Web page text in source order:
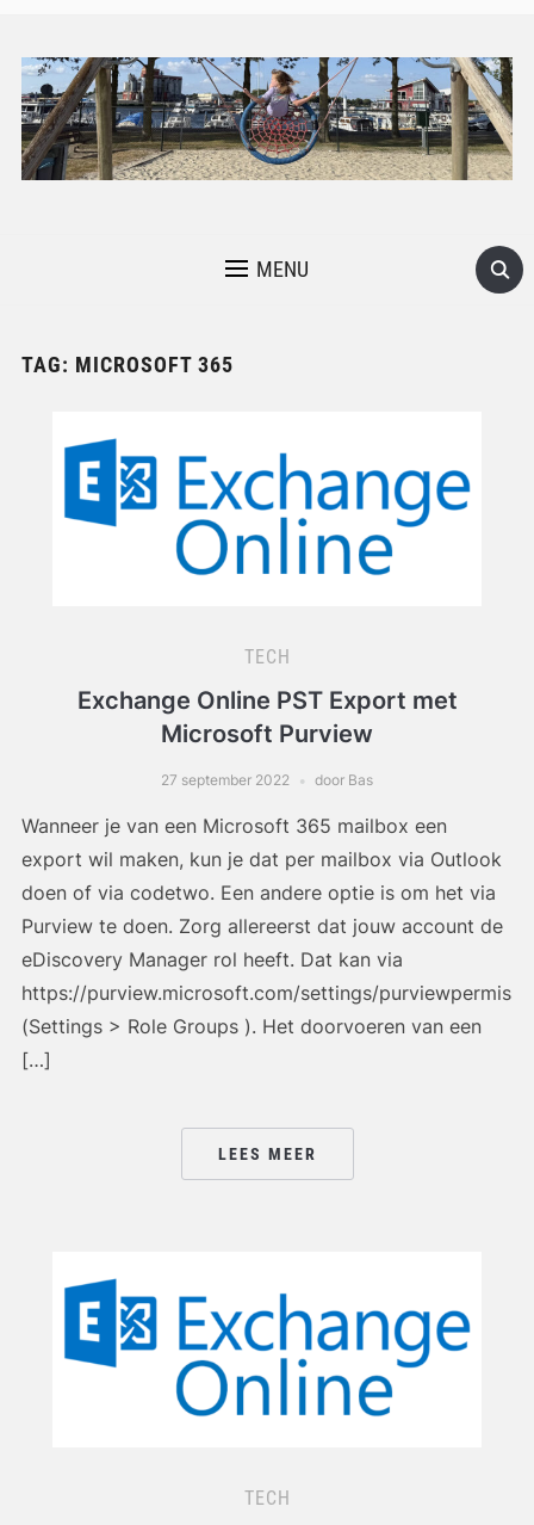
MENU
TAG: MICROSOFT 365
TECH
Exchange Online PST Export met
Microsoft Purview
27 september 2022 door Bas
Wanneer je van een Microsoft 365 mailbox een
export wil maken, kun je dat per mailbox via Outlook
doen of via codetwo. Een andere optie is om het via
Purview te doen. Zorg allereerst dat jouw account de
eDiscovery Manager rol heeft. Dat kan via
https://purview.microsoft.com/settings/
(Settings > Role Groups ). Het doorvoeren van een
[…]
LEES MEER
TECH